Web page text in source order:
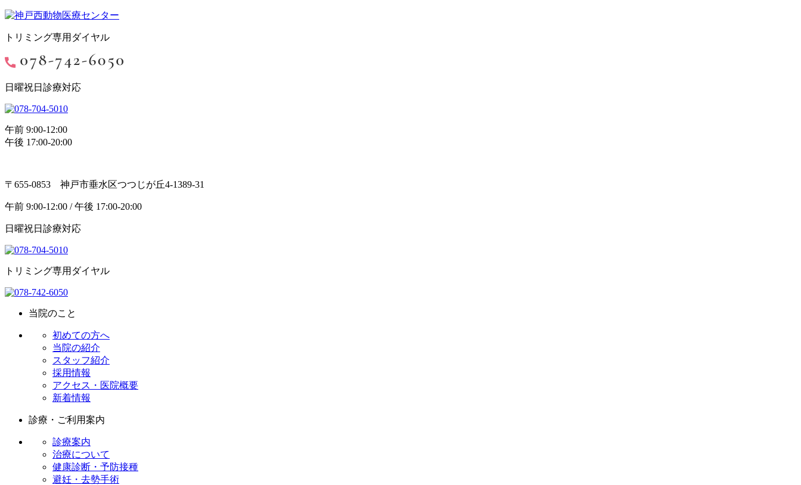
トリミング専用ダイヤル
日曜祝日診療対応
午前 9:00-12:00
午後 17:00-20:00
〒655-0853 神戸市垂水区つつじが丘4-1389-31
午前 9:00-12:00 / 午後 17:00-20:00
日曜祝日診療対応
トリミング専用ダイヤル
当院のこと
初めての方へ
当院の紹介
スタッフ紹介
採用情報
アクセス・医院概要
新着情報
診療・ご利用案内
診療案内
治療について
健康診断・予防接種
避妊・去勢手術